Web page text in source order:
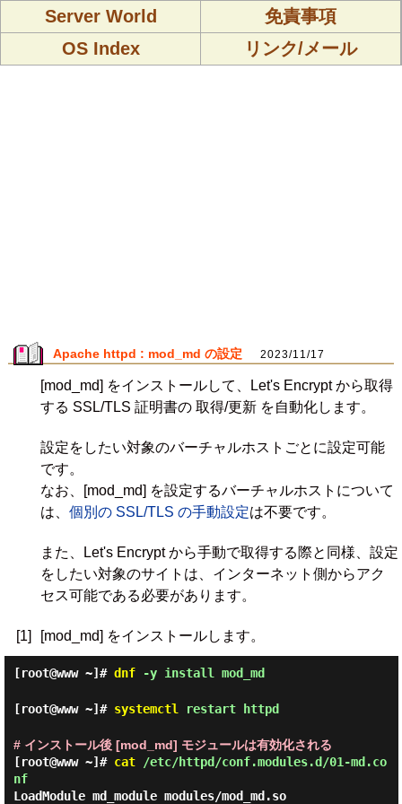
Server World
免責事項
OS Index
リンク/メール
Apache httpd : mod_md の設定 2023/11/17
[mod_md] をインストールして、Let's Encrypt から取得
する SSL/TLS 証明書の 取得/更新 を自動化します。
設定をしたい対象のバーチャルホストごとに設定可能
です。
なお、[mod_md] を設定するバーチャルホストについて
は、 個別の SSL/TLS の手動設定は不要です。
また、Let's Encrypt から手動で取得する際と同様、設定
をしたい対象のサイトは、インターネット側からアク
セス可能である必要があります。
[1] [mod_md] をインストールします。
[root@www ~]# dnf-y install mod_md
[root@www ~]# systemctl restart httpd
# インストール後 [mod_md] モジュールは有効化される
[root@www ~]# cat/etc/httpd/conf.modules.d/01-md.co
nf
LoadModule md_module modules/mod_md.so